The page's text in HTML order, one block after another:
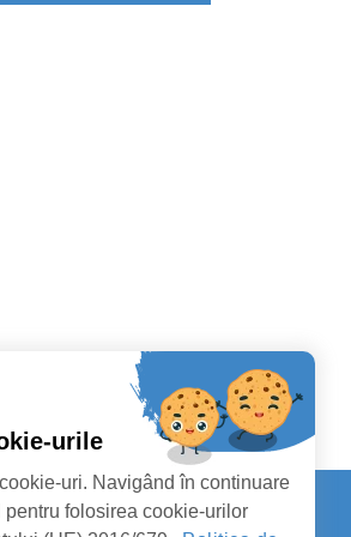
urile
uri. Navigând în continuare
folosirea cookie-urilor